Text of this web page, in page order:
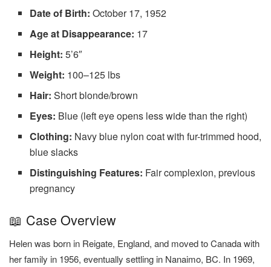
Date of Birth: October 17, 1952
Age at Disappearance: 17
Height: 5’6″
Weight: 100–125 lbs
Hair: Short blonde/brown
Eyes: Blue (left eye opens less wide than the right)
Clothing: Navy blue nylon coat with fur-trimmed hood,
blue slacks
Distinguishing Features: Fair complexion, previous
pregnancy
📖 Case Overview
Helen was born in Reigate, England, and moved to Canada with
her family in 1956, eventually settling in Nanaimo, BC. In 1969,